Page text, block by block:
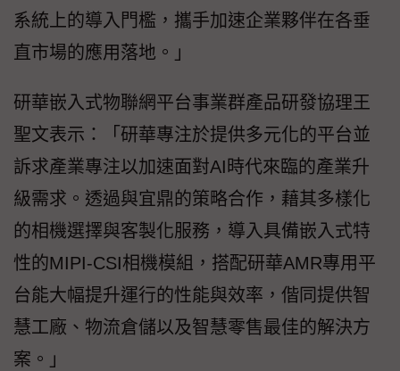
系統上的導入門檻，攜手加速企業夥伴在各垂
直市場的應用落地。」
研華嵌入式物聯網平台事業群產品研發協理王
聖文表示：「研華專注於提供多元化的平台並
訴求產業專注以加速面對AI時代來臨的產業升
級需求。透過與宜鼎的策略合作，藉其多樣化
的相機選擇與客製化服務，導入具備嵌入式特
性的MIPI-CSI相機模組，搭配研華AMR專用平
台能大幅提升運行的性能與效率，偕同提供智
慧工廠、物流倉儲以及智慧零售最佳的解決方
案。」